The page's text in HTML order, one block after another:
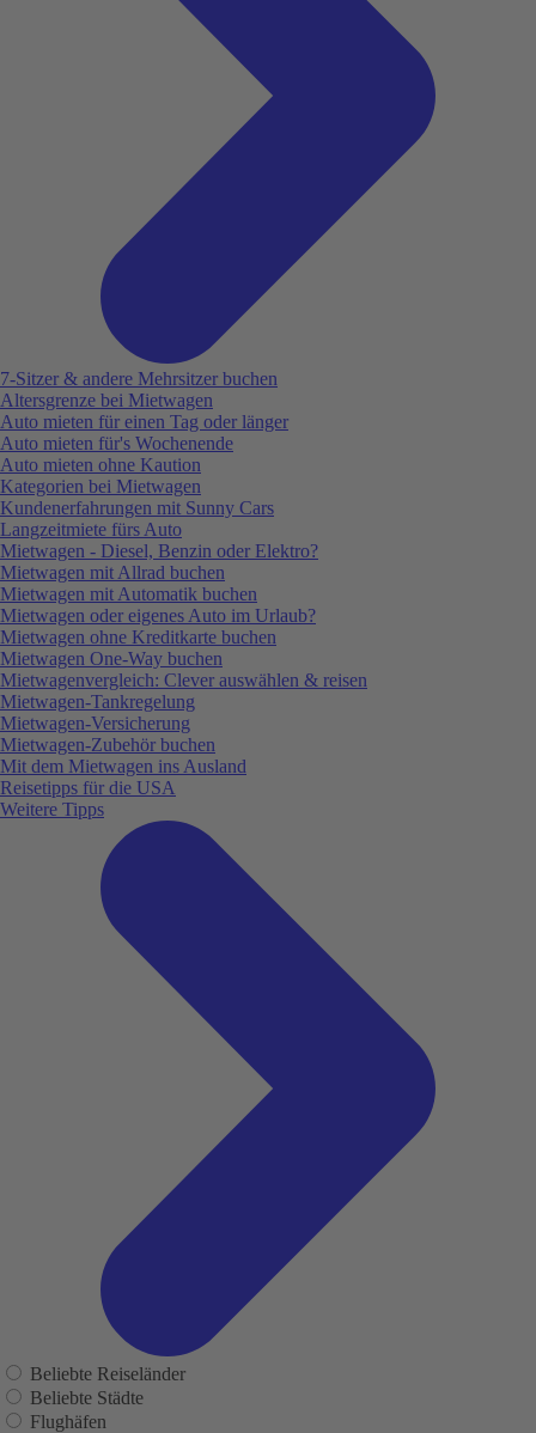
7-Sitzer & andere Mehrsitzer buchen
Altersgrenze bei Mietwagen
Auto mieten für einen Tag oder länger
Auto mieten für's Wochenende
Auto mieten ohne Kaution
Kategorien bei Mietwagen
Kundenerfahrungen mit Sunny Cars
Langzeitmiete fürs Auto
Mietwagen - Diesel, Benzin oder Elektro?
Mietwagen mit Allrad buchen
Mietwagen mit Automatik buchen
Mietwagen oder eigenes Auto im Urlaub?
Mietwagen ohne Kreditkarte buchen
Mietwagen One-Way buchen
Mietwagenvergleich: Clever auswählen & reisen
Mietwagen-Tankregelung
Mietwagen-Versicherung
Mietwagen-Zubehör buchen
Mit dem Mietwagen ins Ausland
Reisetipps für die USA
Weitere Tipps
Beliebte Reiseländer
Beliebte Städte
Flughäfen